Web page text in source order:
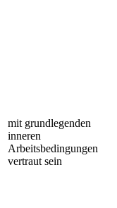
mit grundlegenden
inneren
Arbeitsbedingungen
vertraut sein